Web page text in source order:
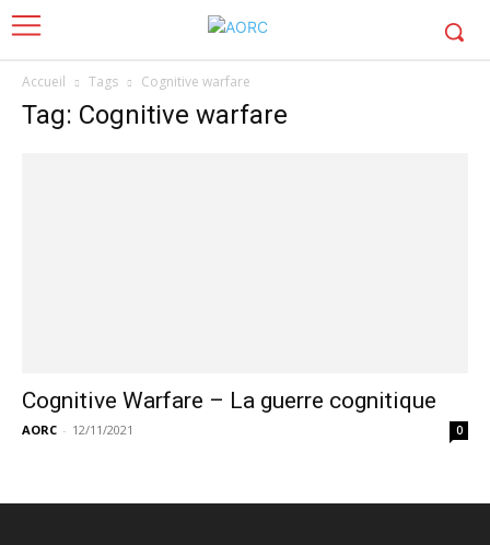
Accueil Tags Cognitive warfare
Tag: Cognitive warfare
Cognitive Warfare – La guerre cognitique
AORC - 12/11/2021 0